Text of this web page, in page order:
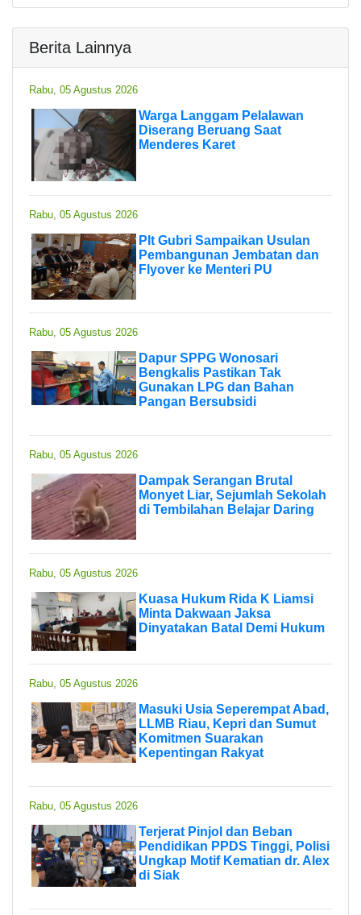
Berita Lainnya
Rabu, 05 Agustus 2026
Warga Langgam Pelalawan
Diserang Beruang Saat
Menderes Karet
Rabu, 05 Agustus 2026
Plt Gubri Sampaikan Usulan
Pembangunan Jembatan dan
Flyover ke Menteri PU
Rabu, 05 Agustus 2026
Dapur SPPG Wonosari
Bengkalis Pastikan Tak
Gunakan LPG dan Bahan
Pangan Bersubsidi
Rabu, 05 Agustus 2026
Dampak Serangan Brutal
Monyet Liar, Sejumlah Sekolah
di Tembilahan Belajar Daring
Rabu, 05 Agustus 2026
Kuasa Hukum Rida K Liamsi
Minta Dakwaan Jaksa
Dinyatakan Batal Demi Hukum
Rabu, 05 Agustus 2026
Masuki Usia Seperempat Abad,
LLMB Riau, Kepri dan Sumut
Komitmen Suarakan
Kepentingan Rakyat
Rabu, 05 Agustus 2026
Terjerat Pinjol dan Beban
Pendidikan PPDS Tinggi, Polisi
Ungkap Motif Kematian dr. Alex
di Siak